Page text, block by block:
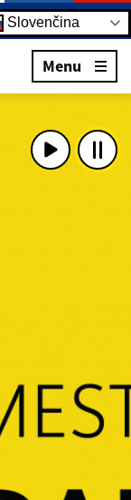
Slovenčina
Menu